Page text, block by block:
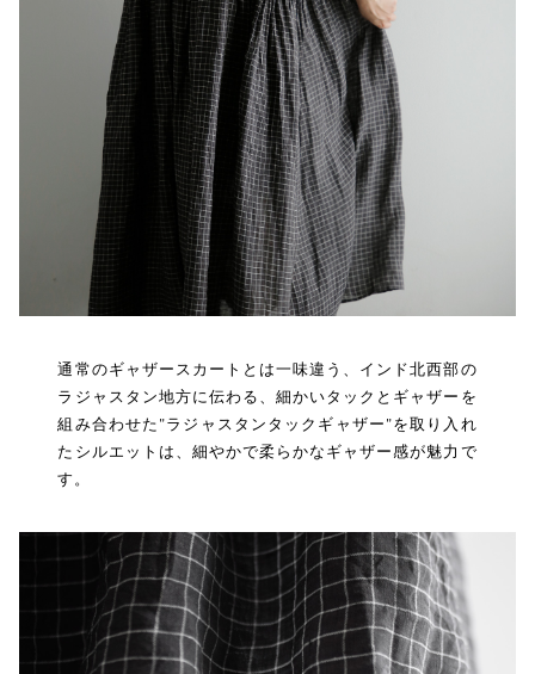
通常のギャザースカートとは一味違う、インド北西部の
ラジャスタン地方に伝わる、細かいタックとギャザーを
組み合わせた"ラジャスタンタックギャザー"を取り入れ
たシルエットは、細やかで柔らかなギャザー感が魅力で
す。